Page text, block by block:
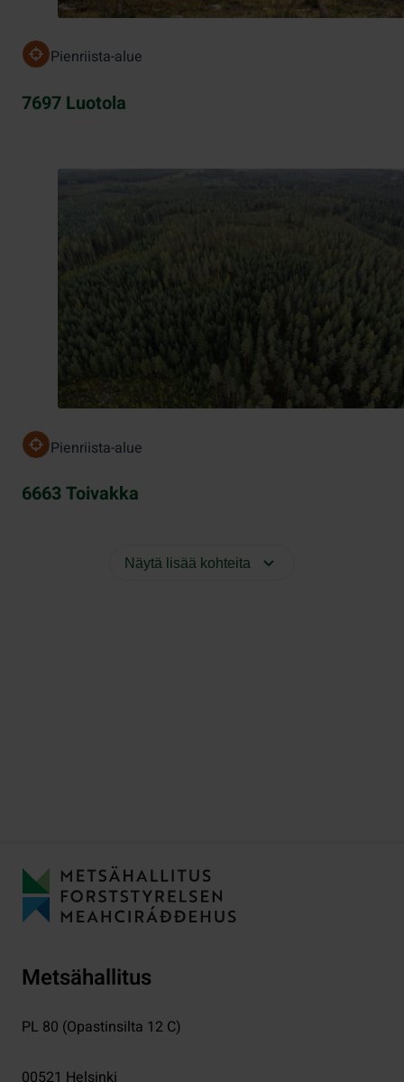
Pienriista-alue
7697 Luotola
Pienriista-alue
6663 Toivakka
Näytä lisää kohteita
Metsähallitus
PL 80 (Opastinsilta 12 C)